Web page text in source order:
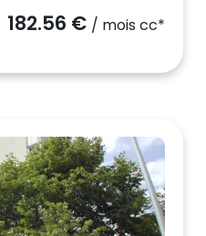
182.56 € / mois cc*